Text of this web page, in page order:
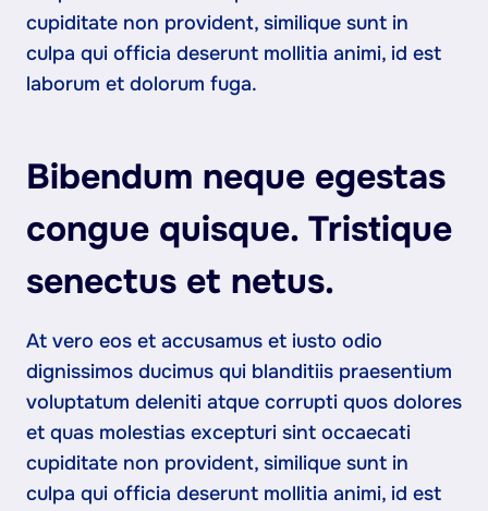
cupiditate non provident, similique sunt in
culpa qui officia deserunt mollitia animi, id est
laborum et dolorum fuga.
Bibendum neque egestas
congue quisque. Tristique
senectus et netus.
At vero eos et accusamus et iusto odio
dignissimos ducimus qui blanditiis praesentium
voluptatum deleniti atque corrupti quos dolores
et quas molestias excepturi sint occaecati
cupiditate non provident, similique sunt in
culpa qui officia deserunt mollitia animi, id est